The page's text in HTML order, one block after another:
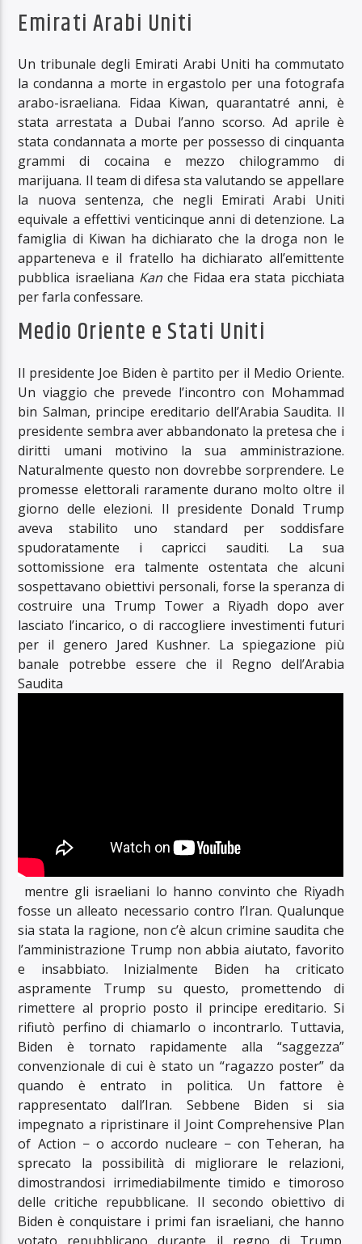
Emirati Arabi Uniti
Un tribunale degli Emirati Arabi Uniti ha commutato
la condanna a morte in ergastolo per una fotografa
arabo-israeliana. Fidaa Kiwan, quarantatré anni, è
stata arrestata a Dubai l’anno scorso. Ad aprile è
stata condannata a morte per possesso di cinquanta
grammi di cocaina e mezzo chilogrammo di
marijuana. Il team di difesa sta valutando se appellare
la nuova sentenza, che negli Emirati Arabi Uniti
equivale a effettivi venticinque anni di detenzione. La
famiglia di Kiwan ha dichiarato che la droga non le
apparteneva e il fratello ha dichiarato all’emittente
pubblica israeliana Kanche Fidaa era stata picchiata
per farla confessare.
Medio Oriente e Stati Uniti
Il presidente Joe Biden è partito per il Medio Oriente.
Un viaggio che prevede l’incontro con Mohammad
bin Salman, principe ereditario dell’Arabia Saudita. Il
presidente sembra aver abbandonato la pretesa che i
diritti umani motivino la sua amministrazione.
Naturalmente questo non dovrebbe sorprendere. Le
promesse elettorali raramente durano molto oltre il
giorno delle elezioni. Il presidente Donald Trump
aveva stabilito uno standard per soddisfare
spudoratamente i capricci sauditi. La sua
sottomissione era talmente ostentata che alcuni
sospettavano obiettivi personali, forse la speranza di
costruire una Trump Tower a Riyadh dopo aver
lasciato l’incarico, o di raccogliere investimenti futuri
per il genero Jared Kushner. La spiegazione più
banale potrebbe essere che il Regno dell’Arabia
Saudita
mentre gli israeliani lo hanno convinto che Riyadh
fosse un alleato necessario contro l’Iran. Qualunque
sia stata la ragione, non c’è alcun crimine saudita che
l’amministrazione Trump non abbia aiutato, favorito
e insabbiato. Inizialmente Biden ha criticato
aspramente Trump su questo, promettendo di
rimettere al proprio posto il principe ereditario. Si
rifiutò perfino di chiamarlo o incontrarlo. Tuttavia,
Biden è tornato rapidamente alla “saggezza”
convenzionale di cui è stato un “ragazzo poster” da
quando è entrato in politica. Un fattore è
rappresentato dall’Iran. Sebbene Biden si sia
impegnato a ripristinare il Joint Comprehensive Plan
of Action − o accordo nucleare − con Teheran, ha
sprecato la possibilità di migliorare le relazioni,
dimostrandosi irrimediabilmente timido e timoroso
delle critiche repubblicane. Il secondo obiettivo di
Biden è conquistare i primi fan israeliani, che hanno
votato repubblicano durante il regno di Trump.